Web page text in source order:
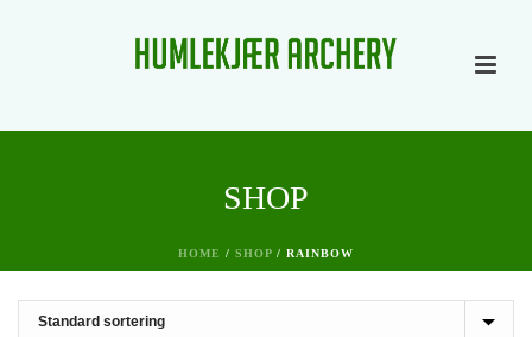
SHOP
HOME / SHOP / RAINBOW